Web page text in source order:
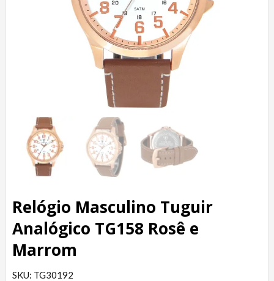
Relógio Masculino Tuguir
Analógico TG158 Rosê e
Marrom
SKU: TG30192